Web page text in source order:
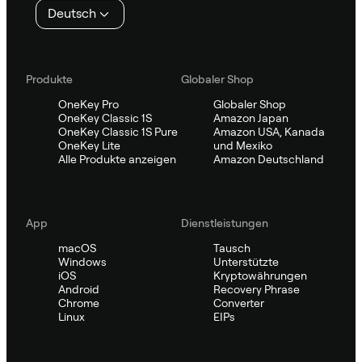
Deutsch
Produkte
OneKey Pro
OneKey Classic 1S
OneKey Classic 1S Pure
OneKey Lite
Alle Produkte anzeigen
Globaler Shop
Globaler Shop
Amazon Japan
Amazon USA, Kanada
und Mexiko
Amazon Deutschland
App
macOS
Windows
iOS
Android
Chrome
Linux
Dienstleistungen
Tausch
Unterstützte
Kryptowährungen
Recovery Phrase
Converter
EIPs